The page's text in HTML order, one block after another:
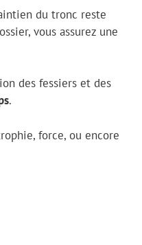
du tronc reste
vous assurez une
des fessiers et des
.
force, ou encore